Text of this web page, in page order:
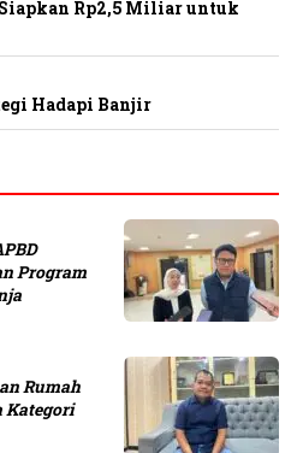
Rp2,5 Miliar untuk
Hadapi Banjir
Program
Rumah
Kategori